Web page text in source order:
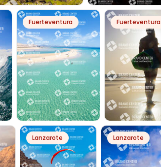
PH22274
LA SANTA
ATARDECER
Fuerteventura
PH50074
SOTAVENTO
Fuerteventura
WINDSURF
NATURAL DE
Lanzarote Lanzarote